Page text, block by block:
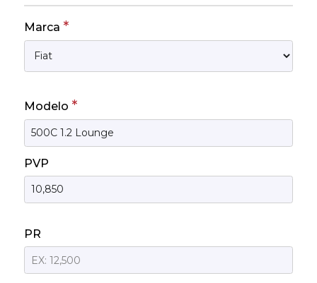
Marca *
Modelo *
PVP
PR